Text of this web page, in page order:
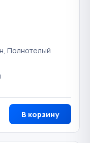
Полнотелый
В корзину